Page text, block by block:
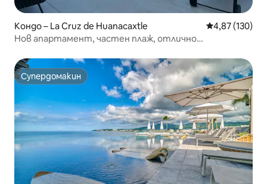
Кондо – La Cruz de Huanacaxtle Средна
4,87 (130)
Нов апартамент, частен плаж, отлично
Супердомакин
Супердомакин